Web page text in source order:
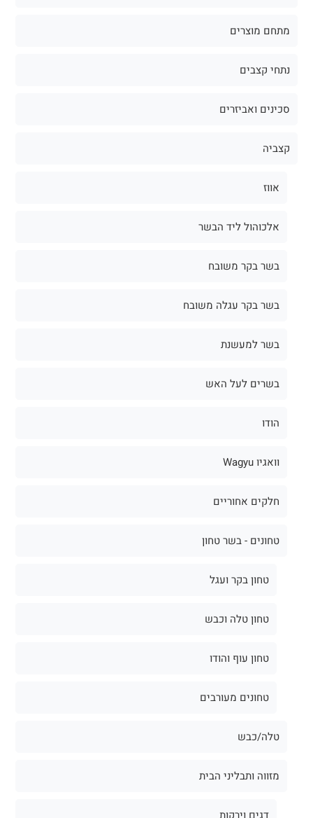
מתחם מוצרים
נתחי קצבים
סכינים ואביזרים
קצביה
אווז
אלכוהול ליד הבשר
בשר בקר משובח
בשר בקר עגלה משובח
בשר למעשנת
בשרים לעל האש
הודו
וואגיו Wagyu
חלקים אחוריים
טחונים - בשר טחון
טחון בקר ועגל
טחון טלה וכבש
טחון עוף והודו
טחונים מעורבים
טלה/כבש
מזווה ותבליני הבית
דגים וירקות